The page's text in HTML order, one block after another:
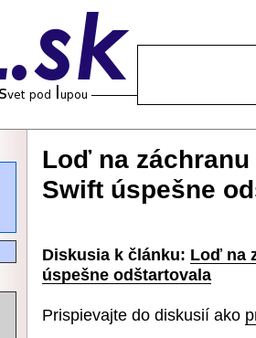
Loď na
Swift úspešne
Diskusia k článku: Loď na
úspešne odštartovala
Prispievajte do diskusií ako